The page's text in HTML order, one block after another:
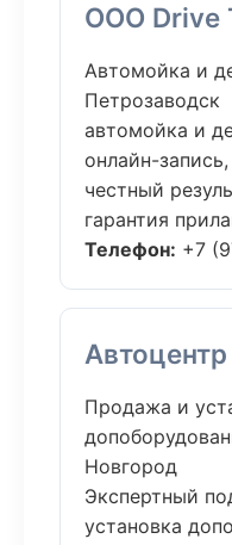
ООО Drive
Автомойка и
Петрозаводск
автомойка и
онлайн-
честный
гарантия
Телефон: +7
Продажа и
Новгород
Экспертный
установка